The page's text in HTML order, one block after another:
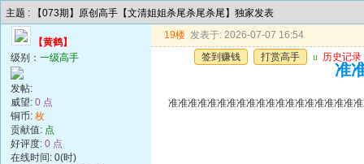
主题 : 【073期】原创高手【文清姐姐杀尾杀尾杀尾】独家发表
【黄鹤】
级别： 一级高手
发帖:
威望: 0 点
铜币: 枚
贡献值: 点
好评度: 0 点
在线时间: 0(时)
19楼 发表于: 2026-07-07 16:54
签到赚钱
打赏高手 u 历史记录
准
准准准准准准准准准准准准准准准准准准准